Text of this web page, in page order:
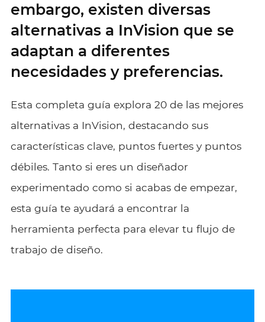
embargo, existen diversas
alternativas a InVision que se
adaptan a diferentes
necesidades y preferencias.
Esta completa guía explora 20 de las mejores
alternativas a InVision, destacando sus
características clave, puntos fuertes y puntos
débiles. Tanto si eres un diseñador
experimentado como si acabas de empezar,
esta guía te ayudará a encontrar la
herramienta perfecta para elevar tu flujo de
trabajo de diseño.